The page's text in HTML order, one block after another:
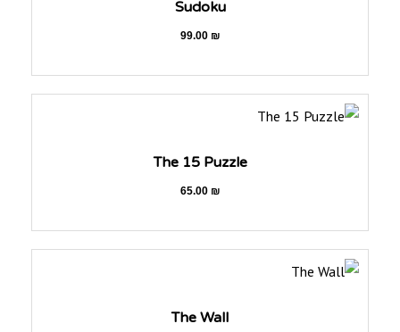
Sudoku
99.00₪
The 15 Puzzle
65.00₪
The Wall